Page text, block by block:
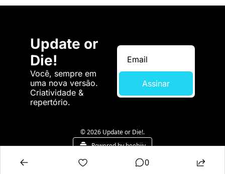
Update or
Die!
Você, sempre em
uma nova versão.
Criatividade &
repertório.
Assinar
© 2026 Update or Die!.
Powered by beehiiv
0